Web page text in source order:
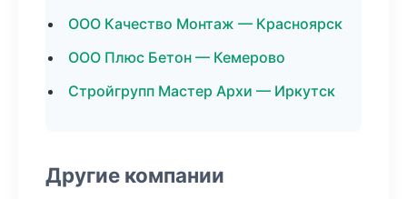
ООО Качество Монтаж — Красноярск
ООО Плюс Бетон — Кемерово
Стройгрупп Мастер Архи — Иркутск
Другие компании